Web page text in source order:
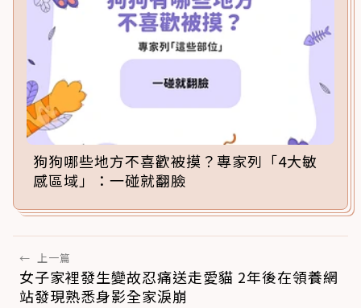
狗狗哪些地方不喜歡被摸？專家列「4大敏
感區域」：一碰就翻臉
← 上一篇
女子家裡發生變故忍痛送走愛貓 2年後在領養網
站發現熟悉身影全家淚崩